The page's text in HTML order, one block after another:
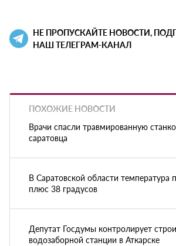
НЕ ПРОПУСКАЙТЕ НОВОСТИ,
НАШ ТЕЛЕГРАМ-КАНАЛ
ПОХОЖИЕ НОВОСТИ
Врачи спасли травмированную
саратовца
В Саратовской области температура
плюс 38 градусов
Депутат Госдумы контролирует
водозаборной станции в Аткарске